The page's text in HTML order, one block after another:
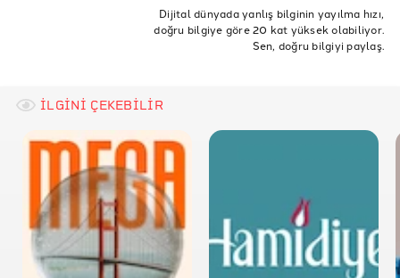
merkezbankası
kurfarkı
osmangazi
çanakkaleköprüsü
yavuzsultanselim
Dijital dünyada yanlış bilginin yayılma hızı,
doğru bilgiye göre 20 kat yüksek olabiliyor.
Sen, doğru bilgiyi paylaş.
İLGİNİ ÇEKEBİLİR